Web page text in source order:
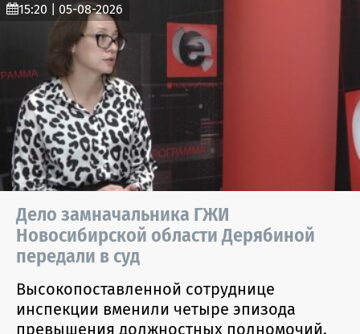
15:20 | 05-08-2026
Дело замначальника ГЖИ
Новосибирской области Дерябиной
передали в суд
Высокопоставленной сотруднице
инспекции вменили четыре эпизода
превышения должностных полномочий.